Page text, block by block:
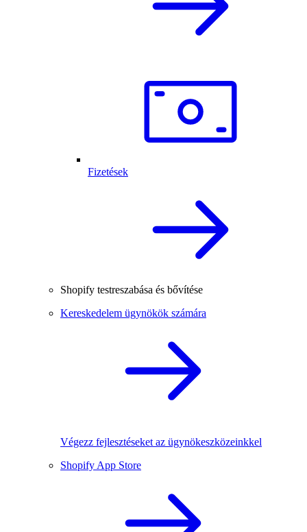
Fizetések
Shopify testreszabása és bővítése
Kereskedelem ügynökök számára
Végezz fejlesztéseket az ügynökeszközeinkkel
Shopify App Store